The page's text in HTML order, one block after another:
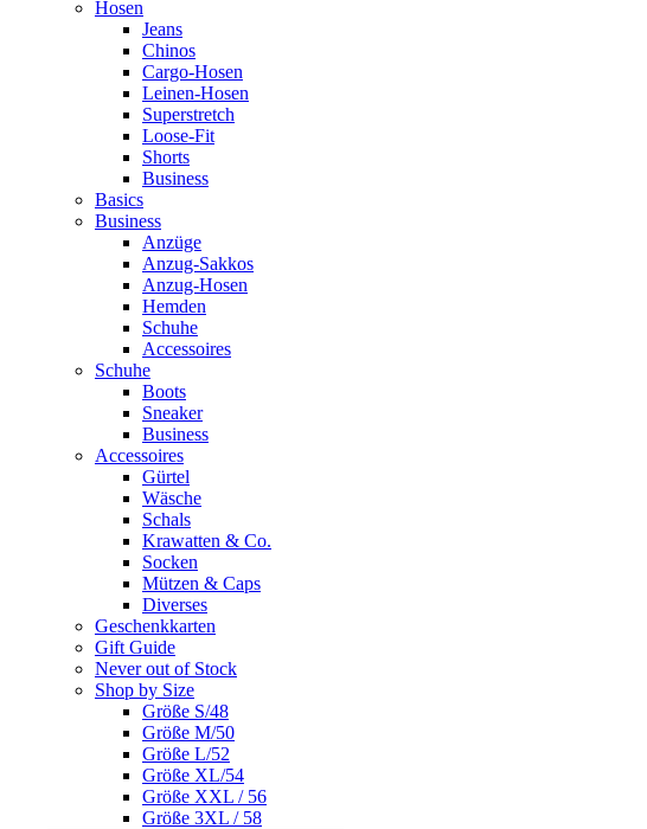
Hosen
Jeans
Chinos
Cargo-Hosen
Leinen-Hosen
Superstretch
Loose-Fit
Shorts
Business
Basics
Business
Anzüge
Anzug-Sakkos
Anzug-Hosen
Hemden
Schuhe
Accessoires
Schuhe
Boots
Sneaker
Business
Accessoires
Gürtel
Wäsche
Schals
Krawatten & Co.
Socken
Mützen & Caps
Diverses
Geschenkkarten
Gift Guide
Never out of Stock
Shop by Size
Größe S/48
Größe M/50
Größe L/52
Größe XL/54
Größe XXL / 56
Größe 3XL / 58